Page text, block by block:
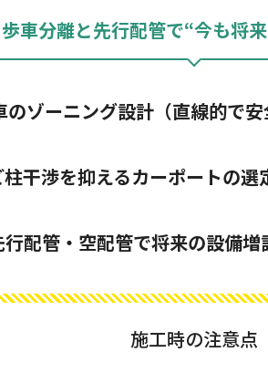
歩車分離と先行配管で“今も将
ゾーニング設計（直線的で安
干渉を抑えるカーポートの選
配管・空配管で将来の設備増
施工時の注意点